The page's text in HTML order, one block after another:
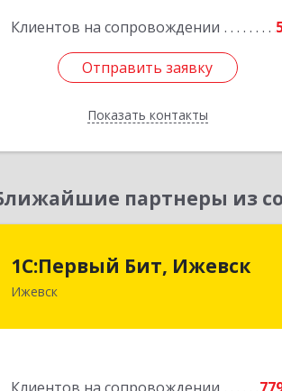
Клиентов на сопровождении
Отправить заявку
Показать контакты
Отправить заявку
Назад
партнеры из
1С:Первый Бит, Ижевск
Ижевск
1С:Первый Бит, Ижевск
426008, Удмуртская Респ, Ижевск г,